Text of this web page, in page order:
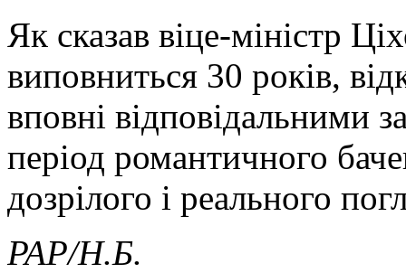
Як сказав віце-міністр
виповниться 30 років,
вповні
період романтичного
дозрілого і реального
PAP/Н.Б.